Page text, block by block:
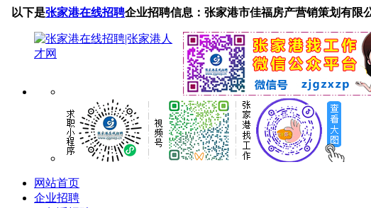
以下是张家港在线招聘企业招聘信息：张家港市佳福房产营销策划有限
网站首页
企业招聘